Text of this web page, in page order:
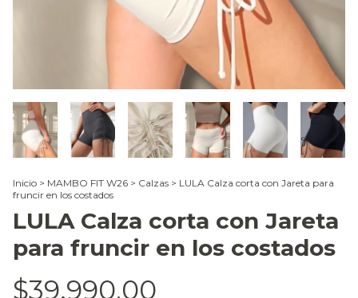
Inicio > MAMBO FIT W26 > Calzas > LULA Calza corta con Jareta para
fruncir en los costados
LULA Calza corta con Jareta
para fruncir en los costados
$39.990,00